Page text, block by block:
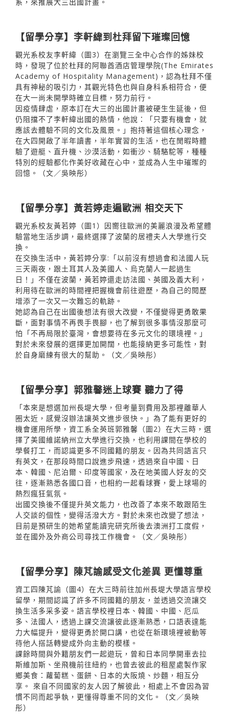
【留學分享】李軒緯到杜拜留下璀璨回憶
觀光系校友李軒緯（圖3）在瀏覽三全中心合作的姊妹校
時，發現了位於杜拜的阿聯酋酒店管理學院(The Emirates
Academy of Hospitality Management)，認為杜拜不僅
具有神秘的吸引力，其觀光特色也與自身科系相符合，便
在大一尚未開學時確立目標，努力前行。
因疫情肆虐，原本訂在大三的出國計畫被硬生生延後，但
仍阻擋不了李軒緯出國的熱情，他說：「只要有機會，就
應該去體驗不同的文化及風景。」抱持著這個核心理念，
在大四開啟了半年讀書，半年實習的生活，也在閒暇時體
驗了遊艇、直升機、沙漠活動，如衝沙、騎駱駝等，種種
特別的經驗都化作美好收藏在心中，並成為人生中璀璨的
回憶。（文／吳映彤）
【留學分享】黃若婷走遍歐洲 相交天下
觀光系校友黃若婷（圖1）因嚮往歐洲的美麗浪漫及希望體
驗當地生活步調，最終選擇了波蘭的居禮夫人大學進行交
換。
在交換生活中，黃若婷分享:「以前沒有想過會和法國人玩
三天兩夜，跟土耳其人及美國人、烏克蘭人一起過生
日！」不僅在波蘭，黃若婷還走訪法國、英國及義大利，
利用待在歐洲的時間裡把握機會前往遊歷，為自己的閱歷
增添了一次又一次難忘的軌跡。
她認為自己在出國後想法有很大改變，不僅變得更勇敢果
斷，面對事情不再畏手畏腳，也了解到很多事情沒那麼可
怕「不再局限於臺灣，會想要待在多元文化的環境裡。」
對於未來發展的選擇更加開闊，也能接納更多可能性，對
於自身磨練有很大的幫助。（文／吳映彤）
【留學分享】郭雅馨迷上球賽 聽力了得
「本來是想選加州長堤大學，但考量到費用及那裡離華人
圈太近，感覺沒辦法讓英文進步很快。」為了能有更好的
機會運用所學，資工系全英班郭雅馨（圖2）在大三時，選
擇了美國維諾納州立大學進行交換，也利用課間在學校的
學餐打工，而認識更多不同國籍的朋友。因為共同語言只
有英文，在那段時間口說進步飛速，透過來自中國、日
本、韓國、尼泊爾、印度等國家，及在地美國人好友的交
往，逐漸熟悉各國口音，也相約一起看球賽，愛上球場的
熱烈瘋狂氣氛。
出國交換後不僅提升英文能力，也改善了本來不敢跟陌生
人交談的個性，變得活潑大方。對於未來也改變了想法，
目前是預研生的她希望能讀完研究所後去澳洲打工度假，
並在國外及外商公司尋找工作機會。（文／吳映彤）
【留學分享】陳芃諭感受文化差異 更懂尊重
資工四陳芃諭（圖4）在大三時前往加州長堤大學語言學校
留學，期間認識了許多不同國籍的朋友，並透過交流讓交
換生活多采多姿。語言學校裡日本、韓國、中國、厄瓜
多、法國人，透過上課交流讓彼此逐漸熟悉，口語表達能
力大幅提升，變得更勇於開口講，也從在新環境裡被動等
待他人搭話轉變成外向主動的模樣。
課餘時間與外籍朋友們一起遊玩，曾和日本同學開車去拉
斯維加斯、坐飛機前往紐約，也曾去彼此的租屋處製作家
鄉美食：蘿蔔糕、蛋餅、日本的大阪燒、炒麵，相互分
享。 來自不同國家的友人因了解彼此，相處上不會因為習
慣不同而起爭執，更懂得尊重不同的文化。（文／吳映
彤）